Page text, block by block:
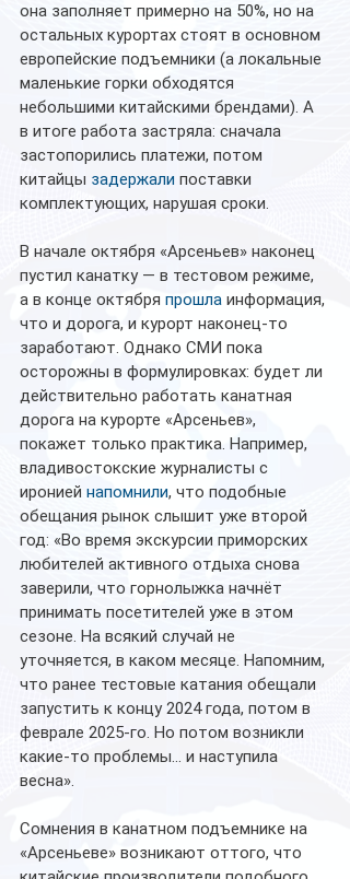
она заполняет примерно на 50%, но на
остальных курортах стоят в основном
европейские подъемники (а локальные
маленькие горки обходятся
небольшими китайскими брендами). А
в итоге работа застряла: сначала
застопорились платежи, потом
китайцы задержали поставки
комплектующих, нарушая сроки.
В начале октября «Арсеньев» наконец
пустил канатку — в тестовом режиме,
а в конце октября прошла информация,
что и дорога, и курорт наконец-то
заработают. Однако СМИ пока
осторожны в формулировках: будет ли
действительно работать канатная
дорога на курорте «Арсеньев»,
покажет только практика. Например,
владивостокские журналисты с
иронией напомнили, что подобные
обещания рынок слышит уже второй
год: «Во время экскурсии приморских
любителей активного отдыха снова
заверили, что горнолыжка начнёт
принимать посетителей уже в этом
сезоне. На всякий случай не
уточняется, в каком месяце. Напомним,
что ранее тестовые катания обещали
запустить к концу 2024 года, потом в
феврале 2025-го. Но потом возникли
какие-то проблемы... и наступила
весна».
Сомнения в канатном подъемнике на
«Арсеньеве» возникают оттого, что